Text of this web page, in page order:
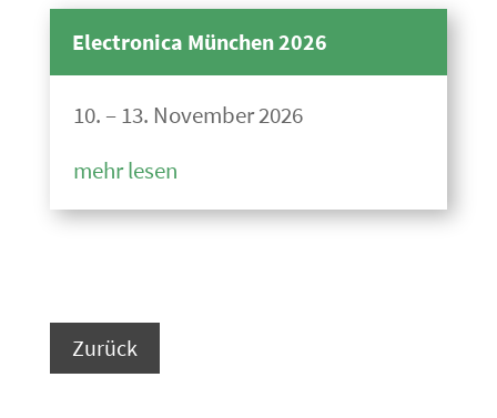
Electronica München 2026
10. – 13. November 2026
mehr lesen
Zurück